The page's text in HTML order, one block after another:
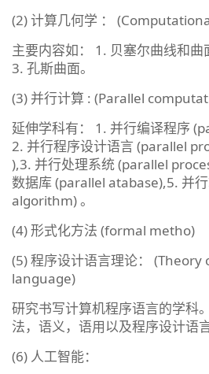
(2) 计算几何学 ：
主要内容如： 1. 贝塞尔曲线和
3. 孔斯曲面。
(3) 并行计算 : (Parallel
延伸学科有： 1. 并行编译程序
2. 并行程序设计语言 (parallel
),3. 并行处理系统 (parallel
数据库 (parallel atabase),5. 并
algorithm) 。
(4) 形式化方法 (formal metho)
(5) 程序设计语言理论：
language)
研究书写计算机程序语言的学科
法，语义，语用以及程序设计语
(6) 人工智能：